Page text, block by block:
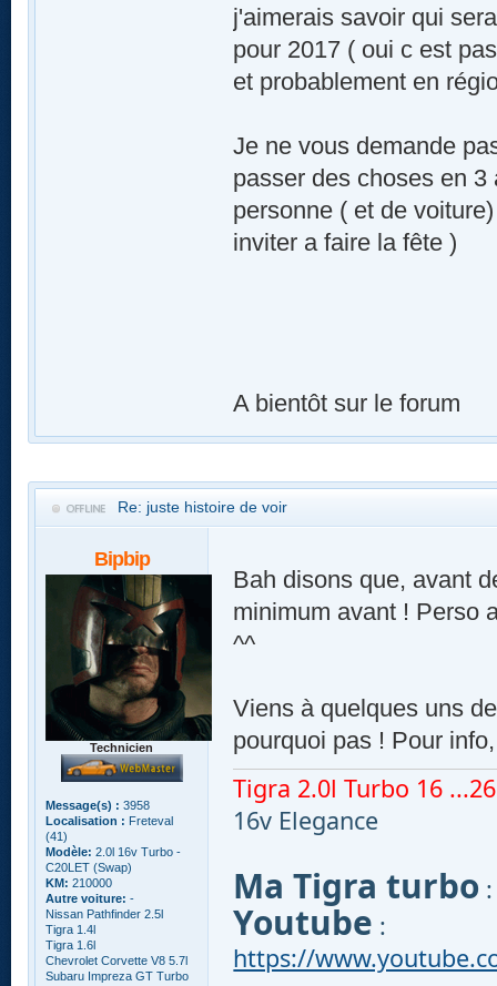
j'aimerais savoir qui
pour 2017 ( oui c est
et probablement en
Je ne vous demande
passer des choses en
personne ( et de
inviter a faire la fête )
A bientôt sur le forum
Re: juste histoire de voir
Bipbip
Technicien
Message(s) : 3958
Localisation : Freteval
(41)
Modèle: 2.0l 16v Turbo -
C20LET (Swap)
KM: 210000
Autre voiture: -
Nissan Pathfinder 2.5l
Tigra 1.4l
Tigra 1.6l
Chevrolet Corvette V8 5.7l
Subaru Impreza GT Turbo
Bah disons que, avant
minimum avant ! Perso
^^
Viens à quelques uns
pourquoi pas ! Pour
Tigra 2.0l Turbo 16
16v Elegance
Ma Tigra turbo
Youtube :
https://